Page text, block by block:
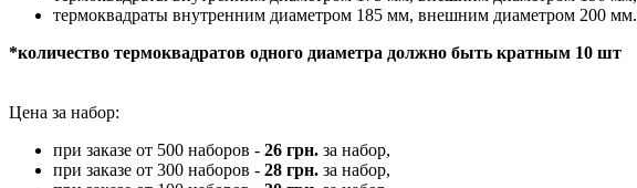
термоквадраты внутренним диаметром 185 мм, внешним диаметром 200 мм.
*количество термоквадратов одного диаметра должно быть кратным 10 шт
Цена за набор:
при заказе от 500 наборов - 26 грн. за набор,
при заказе от 300 наборов - 28 грн. за набор,